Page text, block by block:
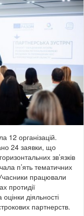
12 організацій.
24 заявки, що
зв’язків
п’ять тематичних
працювали
протидії
діяльності
партнерств.